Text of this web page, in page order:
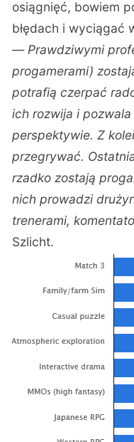
osiągnięć, bowiem
błędach i wyciągać
— Prawdziwymi
progamerami)
potrafią czerpać
ich rozwija i
perspektywie. Z
przegrywać.
rzadko zostają
nich prowadzi
trenerami,
Szlicht.